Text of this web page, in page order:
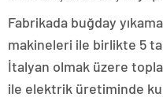
Fabrikada buğday
makineleri ile birlikte 5
İtalyan olmak üzere
ile elektrik üretiminde